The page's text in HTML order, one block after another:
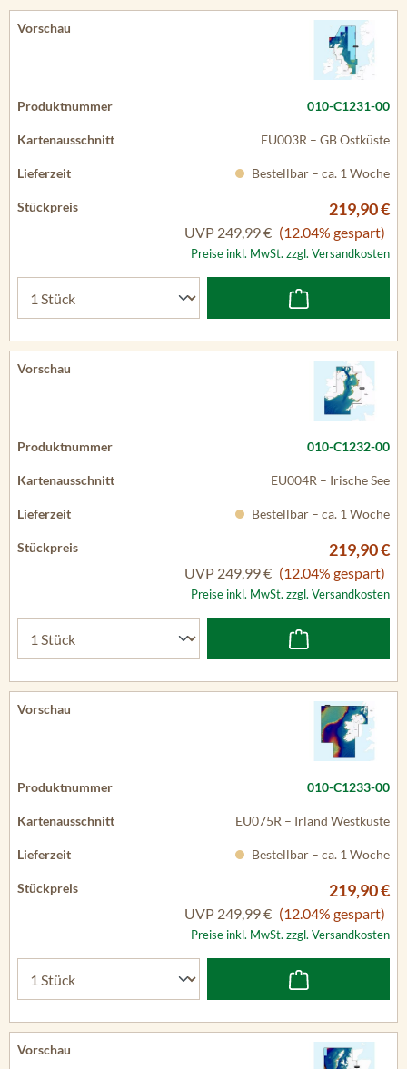
010-C1231-00
EU003R – GB Ostküste
Bestellbar – ca. 1 Woche
219,90 €
UVP 249,99 € (12.04% gespart)
Preise inkl. MwSt. zzgl. Versandkosten
010-C1232-00
EU004R – Irische See
Bestellbar – ca. 1 Woche
219,90 €
UVP 249,99 € (12.04% gespart)
Preise inkl. MwSt. zzgl. Versandkosten
010-C1233-00
EU075R – Irland Westküste
Bestellbar – ca. 1 Woche
219,90 €
UVP 249,99 € (12.04% gespart)
Preise inkl. MwSt. zzgl. Versandkosten